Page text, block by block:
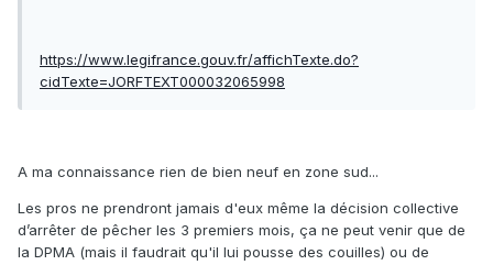
https://www.legifrance.gouv.fr/affichTexte.do?
cidTexte=JORFTEXT000032065998
A ma connaissance rien de bien neuf en zone sud...
Les pros ne prendront jamais d'eux même la décision collective
d’arrêter de pêcher les 3 premiers mois, ça ne peut venir que de
la DPMA (mais il faudrait qu'il lui pousse des couilles) ou de